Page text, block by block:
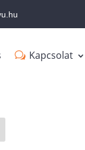
Kapcsolat